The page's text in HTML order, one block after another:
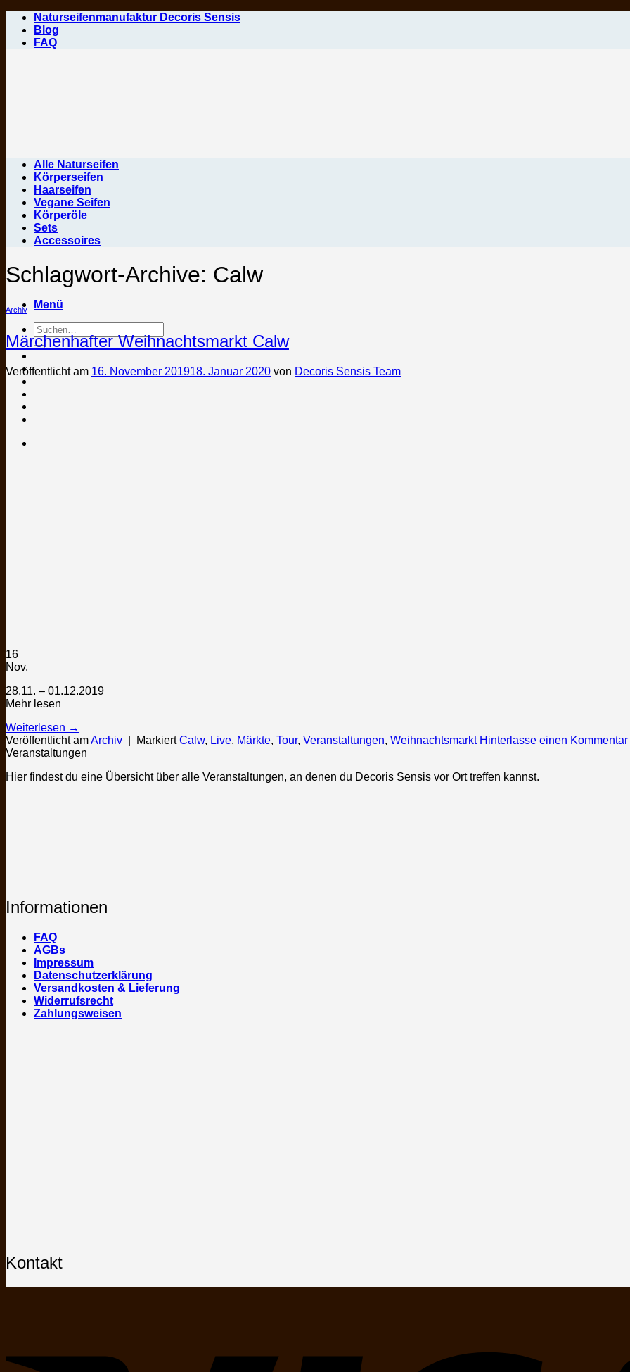
Zum
Inhalt
springen
Naturseifenmanufaktur Decoris Sensis
Blog
FAQ
Menü
Suchen
nach:
Alle Naturseifen
Körperseifen
Haarseifen
Vegane Seifen
Körperöle
Sets
Accessoires
Schlagwort-Archive: Calw
Archiv
Märchenhafter Weihnachtsmarkt Calw
Veröffentlicht am 16. November 201918. Januar 2020 von Decoris Sensis Team
16
Nov.
28.11. – 01.12.2019
Mehr lesen
Weiterlesen →
Veröffentlicht amArchiv MarkiertCalw, Live, Märkte, Tour, Veranstaltungen, Weihnachtsmarkt Hinterlasse einen Kommentar
Veranstaltungen
Hier findest du eine Übersicht über alle Veranstaltungen, an denen du Decoris Sensis vor Ort treffen kannst.
Informationen
FAQ
AGBs
Impressum
Datenschutzerklärung
Versandkosten & Lieferung
Widerrufsrecht
Zahlungsweisen
Kontakt